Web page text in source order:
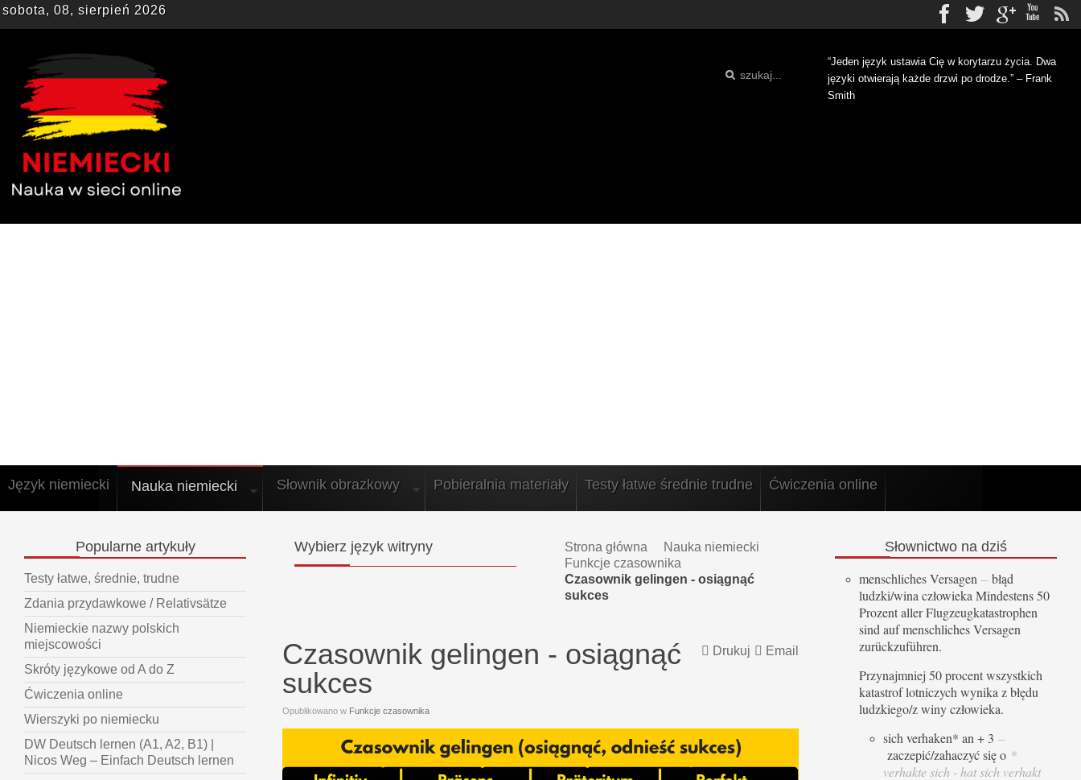
sobota, 08, sierpień 2026 Facebook
Twittergplus
“Jeden język ustawia Cię w korytarzu życia. Dwa
języki otwierają każde drzwi po drodze.” – Frank
Smith
Język niemiecki Nauka niemiecki Słownik obrazkowy Pobieralnia materiały Testy łatwe średnie trudne Ćwiczenia online
Wybierz język witryny Strona główna
Nauka niemiecki
Funkcje czasownika
Czasownik gelingen - osiągnąć
sukces
Email
Drukuj
Czasownik gelingen - osiągnąć
sukces
Opublikowano w Funkcje czasownika
Popularneartykuły
Testy łatwe, średnie, trudne
Zdania przydawkowe / Relativsätze
Niemieckie nazwy polskich
miejscowości
Skróty językowe od A do Z
Ćwiczenia online
Wierszyki po niemiecku
DW Deutsch lernen (A1, A2, B1) |
Nicos Weg – Einfach Deutsch lernen
Słownictwo na dziś
menschliches Versagen – błąd
ludzki/wina człowieka Mindestens 50
Prozent aller Flugzeugkatastrophen
sind auf menschliches Versagen
zurückzuführen.
Przynajmniej 50 procent wszystkich
katastrof lotniczych wynika z błędu
ludzkiego/z winy człowieka.
sich verhaken* an + 3 –
zaczepić/zahaczyć się o *
verhakte sich - hat sich verhakt